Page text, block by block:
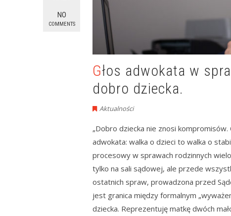
NO
COMMENTS
Głos adwokata w sprawie walki matki o dzieci –
dobro dziecka.
Aktualności
„Dobro dziecka nie znosi kompromisów.
adwokata: walka o dzieci to walka o
procesowy w sprawach rodzinnych
tylko na sali sądowej, ale przede
ostatnich spraw, prowadzona przed
jest granica między formalnym
dziecka. Reprezentuję matkę dwóch